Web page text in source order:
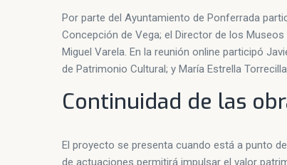
Por parte del Ayuntamiento de Ponferrada
Concepción de Vega; el Director de los
Miguel Varela. En la reunión online participó
de Patrimonio Cultural; y María Estrella
Continuidad de las
El proyecto se presenta cuando está a punto
de actuaciones permitirá impulsar el valor